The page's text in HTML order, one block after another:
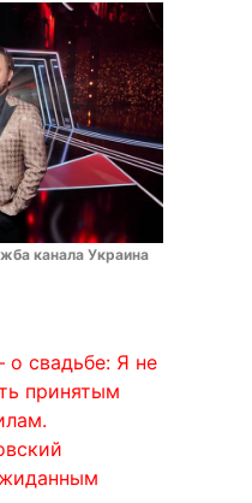
канала Украина
о свадьбе: Я не
принятым